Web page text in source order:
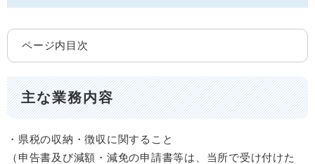
ページ内目次
主な業務内容
・県税の収納・徴収に関すること
（申告書及び減額・減免の申請書等は、当所で受け付けた